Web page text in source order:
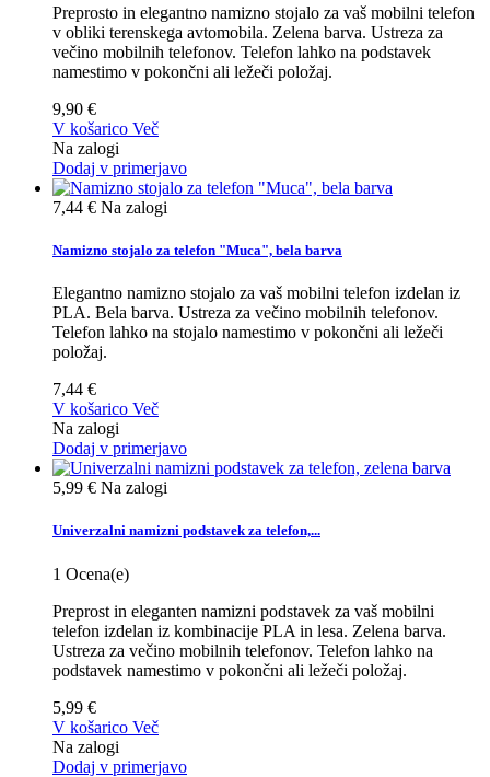
Preprosto in elegantno namizno stojalo za vaš mobilni telefon
v obliki terenskega avtomobila. Zelena barva. Ustreza za
večino mobilnih telefonov. Telefon lahko na podstavek
namestimo v pokončni ali ležeči položaj.
9,90 €
V košarico Več
Na zalogi
Dodaj v primerjavo
7,44 € Na zalogi
Namizno stojalo za telefon "Muca", bela barva
Elegantno namizno stojalo za vaš mobilni telefon izdelan iz
PLA. Bela barva. Ustreza za večino mobilnih telefonov.
Telefon lahko na stojalo namestimo v pokončni ali ležeči
položaj.
7,44 €
V košarico Več
Na zalogi
Dodaj v primerjavo
5,99 € Na zalogi
Univerzalni namizni podstavek za telefon,...
1 Ocena(e)
Preprost in eleganten namizni podstavek za vaš mobilni
telefon izdelan iz kombinacije PLA in lesa. Zelena barva.
Ustreza za večino mobilnih telefonov. Telefon lahko na
podstavek namestimo v pokončni ali ležeči položaj.
5,99 €
V košarico Več
Na zalogi
Dodaj v primerjavo